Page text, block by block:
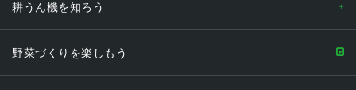
耕うん機を知ろう
野菜づくりを楽しもう